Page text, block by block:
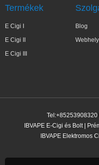
Termékek
E Cigi I
E Cigi II
E Cigi III
Blog
Tel:+85253908320
IBVAPE E-Cigi és Bolt |
IBVAPE Elektromos